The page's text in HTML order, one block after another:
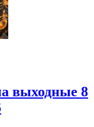
выходные 8